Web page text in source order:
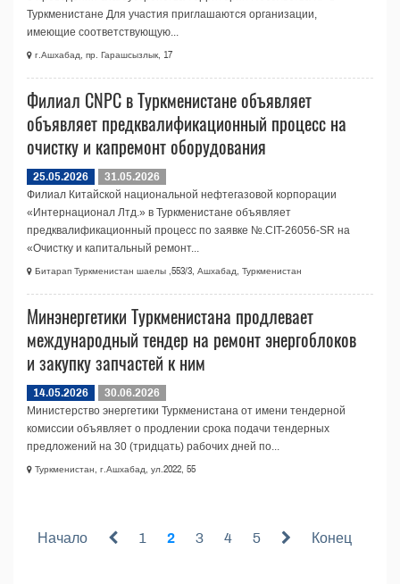
Туркменистане Для участия приглашаются организации,
имеющие соответствующую...
г.Ашхабад, пр. Гарашсызлык, 17
Филиал CNPC в Туркменистане объявляет
объявляет предквалификационный процесс на
очистку и капремонт оборудования
25.05.2026
31.05.2026
Филиал Китайской национальной нефтегазовой корпорации
«Интернационал Лтд.» в Туркменистане объявляет
предквалификационный процесс по заявке №.CIT-26056-SR на
«Очистку и капитальный ремонт...
Битарап Туркменистан шаелы ,553/3, Ашхабад, Туркменистан
Минэнергетики Туркменистана продлевает
международный тендер на ремонт энергоблоков
и закупку запчастей к ним
14.05.2026
30.06.2026
Министерство энергетики Туркменистана от имени тендерной
комиссии объявляет о продлении срока подачи тендерных
предложений на 30 (тридцать) рабочих дней по...
Туркменистан, г.Ашхабад, ул.2022, 55
Начало 1 2 3 4 5 Конец